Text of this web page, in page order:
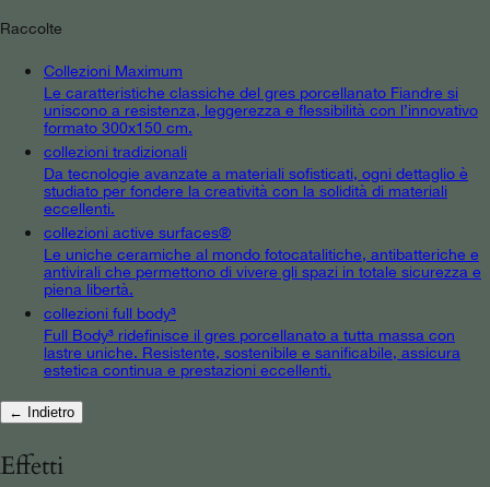
Raccolte
Collezioni Maximum
Le caratteristiche classiche del gres porcellanato Fiandre si
uniscono a resistenza, leggerezza e flessibilità con l’innovativo
formato 300x150 cm.
collezioni tradizionali
Da tecnologie avanzate a materiali sofisticati, ogni dettaglio è
studiato per fondere la creatività con la solidità di materiali
eccellenti.
collezioni active surfaces®
Le uniche ceramiche al mondo fotocatalitiche, antibatteriche e
antivirali che permettono di vivere gli spazi in totale sicurezza e
piena libertà.
collezioni full body³
Full Body³ ridefinisce il gres porcellanato a tutta massa con
lastre uniche. Resistente, sostenibile e sanificabile, assicura
estetica continua e prestazioni eccellenti.
← Indietro
Effetti